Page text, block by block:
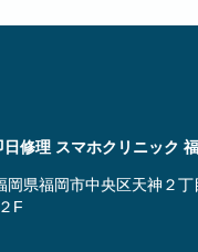
修理 スマホクリニック
岡県福岡市中央区天神２
F